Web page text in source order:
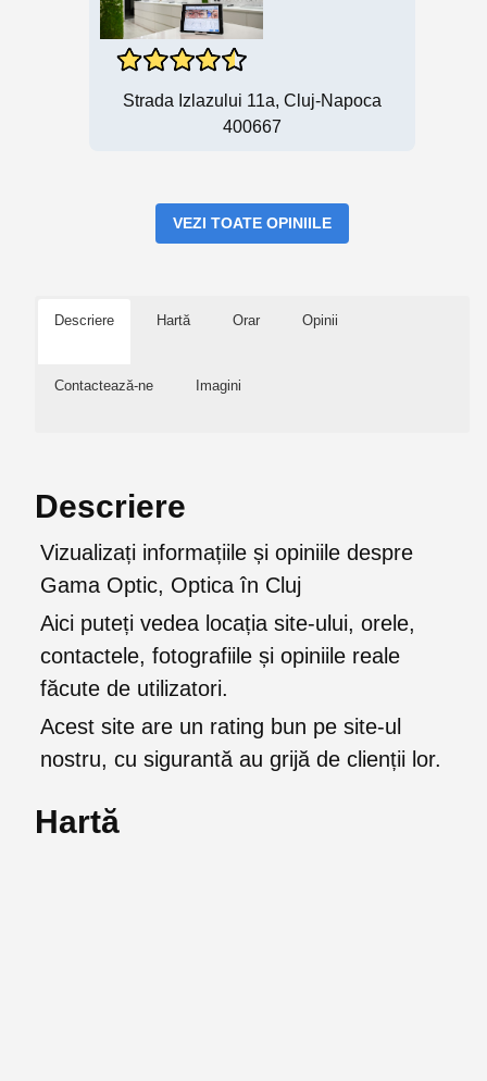
Strada Izlazului 11a, Cluj-Napoca
400667
VEZI TOATE OPINIILE
Descriere Hartă Orar Opinii
Contactează-ne Imagini
Descriere
Vizualizați informațiile și opiniile despre
Gama Optic, Optica în Cluj
Aici puteți vedea locația site-ului, orele,
contactele, fotografiile și opiniile reale
făcute de utilizatori.
Acest site are un rating bun pe site-ul
nostru, cu sigurantă au grijă de clienții lor.
Hartă